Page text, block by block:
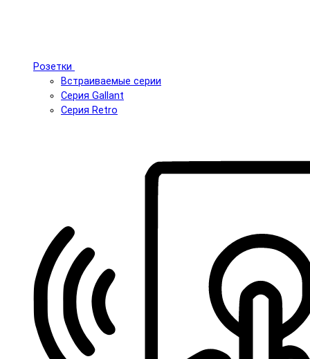
Розетки
Встраиваемые серии
Серия Gallant
Серия Retro